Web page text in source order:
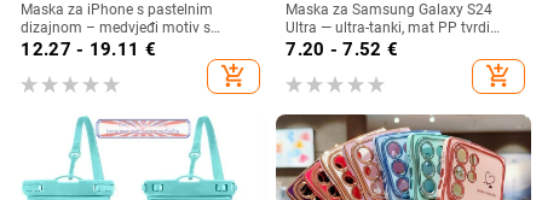
Maska za iPhone s pastelnim
dizajnom – medvjeđi motiv s
zvjezdicama i bombonima za
modele iPhone 17 Pro Max, 16 Plus,
14 i 15
12.27 - 19.11 €
add_shopping_cart
Maska za Samsung Galaxy S24
Ultra — ultra-tanki, mat PP tvrdi
kućište, minimalistički dizajn, odvod
topline, otporan na otiske prstiju,
prilagodljivo
7.20 - 7.52 €
add_shopping_cart